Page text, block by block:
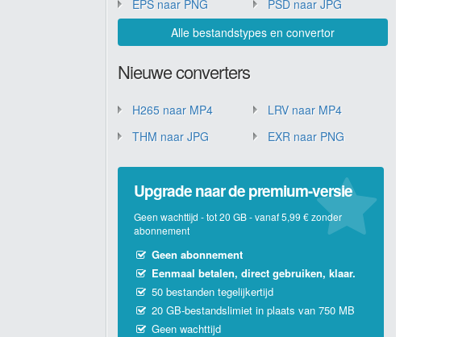
EPS naar PNG
PSD naar JPG
Alle bestandstypes en convertor
Nieuwe converters
H265 naar MP4
LRV naar MP4
THM naar JPG
EXR naar PNG
Upgrade naar de premium-versie
Geen wachttijd - tot 20 GB - vanaf 5,99 € zonder
abonnement
Geen abonnement
Eenmaal betalen, direct gebruiken, klaar.
50 bestanden tegelijkertijd
20 GB-bestandslimiet in plaats van 750 MB
Geen wachttijd